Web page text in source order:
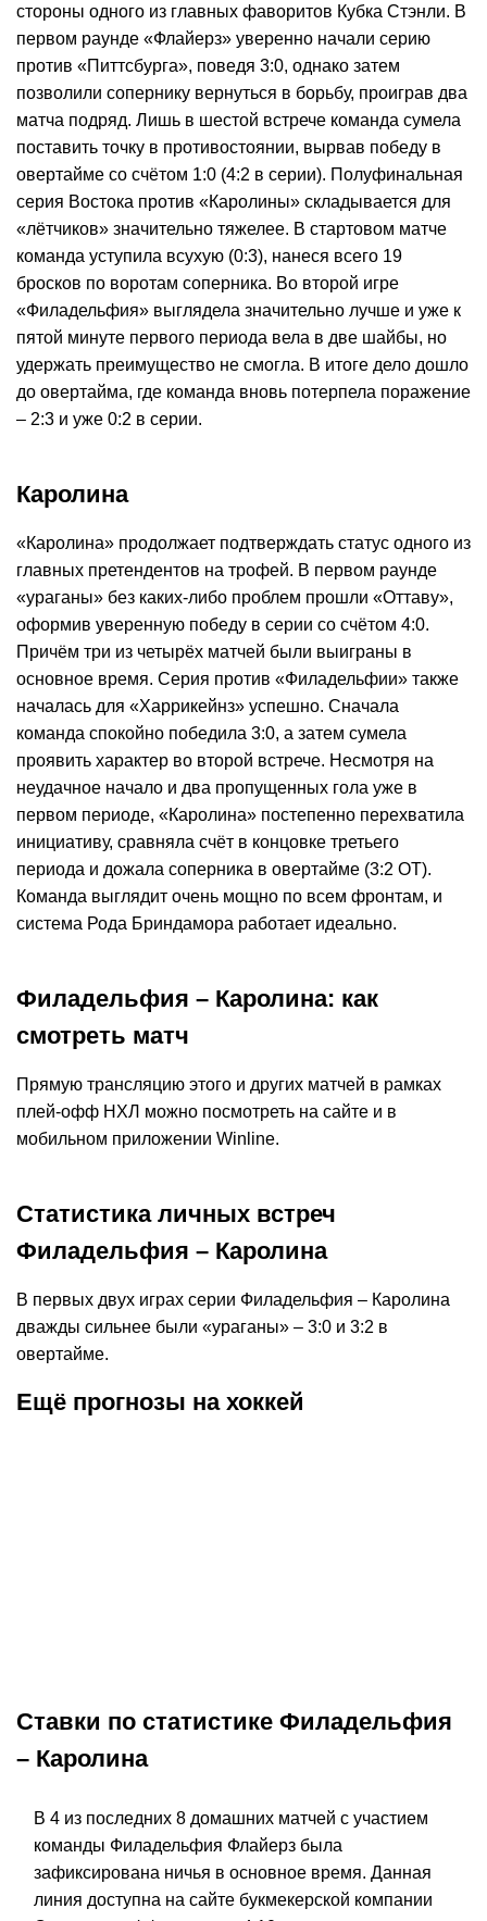
стороны одного из главных фаворитов Кубка Стэнли. В
первом раунде «Флайерз» уверенно начали серию
против «Питтсбурга», поведя 3:0, однако затем
позволили сопернику вернуться в борьбу, проиграв два
матча подряд. Лишь в шестой встрече команда сумела
поставить точку в противостоянии, вырвав победу в
овертайме со счётом 1:0 (4:2 в серии). Полуфинальная
серия Востока против «Каролины» складывается для
«лётчиков» значительно тяжелее. В стартовом матче
команда уступила всухую (0:3), нанеся всего 19
бросков по воротам соперника. Во второй игре
«Филадельфия» выглядела значительно лучше и уже к
пятой минуте первого периода вела в две шайбы, но
удержать преимущество не смогла. В итоге дело дошло
до овертайма, где команда вновь потерпела поражение
– 2:3 и уже 0:2 в серии.
Каролина
«Каролина» продолжает подтверждать статус одного из
главных претендентов на трофей. В первом раунде
«ураганы» без каких-либо проблем прошли «Оттаву»,
оформив уверенную победу в серии со счётом 4:0.
Причём три из четырёх матчей были выиграны в
основное время. Серия против «Филадельфии» также
началась для «Харрикейнз» успешно. Сначала
команда спокойно победила 3:0, а затем сумела
проявить характер во второй встрече. Несмотря на
неудачное начало и два пропущенных гола уже в
первом периоде, «Каролина» постепенно перехватила
инициативу, сравняла счёт в концовке третьего
периода и дожала соперника в овертайме (3:2 ОТ).
Команда выглядит очень мощно по всем фронтам, и
система Рода Бриндамора работает идеально.
Филадельфия – Каролина: как
смотреть матч
Прямую трансляцию этого и других матчей в рамках
плей-офф НХЛ можно посмотреть на сайте и в
мобильном приложении Winline.
Статистика личных встреч
Филадельфия – Каролина
В первых двух играх серии Филадельфия – Каролина
дважды сильнее были «ураганы» – 3:0 и 3:2 в
овертайме.
Ещё прогнозы на хоккей
Ставки по статистике Филадельфия
– Каролина
В 4 из последних 8 домашних матчей с участием
команды Филадельфия Флайерз была
зафиксирована ничья в основное время. Данная
линия доступна на сайте букмекерской компании